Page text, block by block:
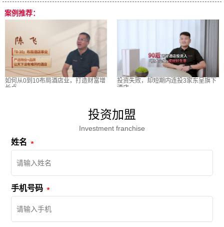
案例推荐：
如何从0到10布局酒店业，打造财富增
长点
投资失败，却短期内连投3家东呈旗下
酒店
投资加盟
Investment franchise
姓名
手机号码